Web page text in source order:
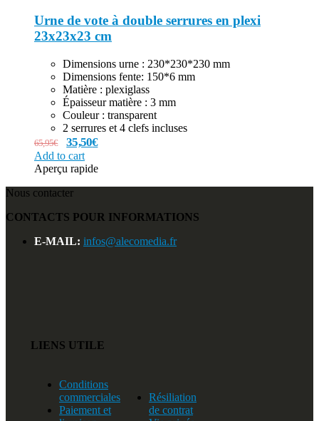
Urne de vote à double serrures en plexi
23x23x23 cm
Dimensions urne : 230*230*230 mm
Dimensions fente: 150*6 mm
Matière : plexiglass
Épaisseur matière : 3 mm
Couleur : transparent
2 serrures et 4 clefs incluses
65,95€ 35,50€
Add to cart
Aperçu rapide
Nous contacter
CONTACTS POUR INFORMATIONS
E-MAIL: infos@alecomedia.fr
LIENS UTILE
Conditions
commerciales
Paiement et
Résiliation
de contrat